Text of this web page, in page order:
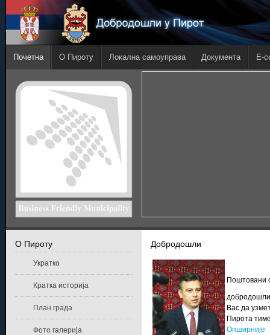
Почетна О Пироту Локална самоуправа Документа E-
Добродошли
Поштовани
Вас да
Пирота
Опширније
О Пироту
Укратко
Кратка историја
План града
Фото галерија